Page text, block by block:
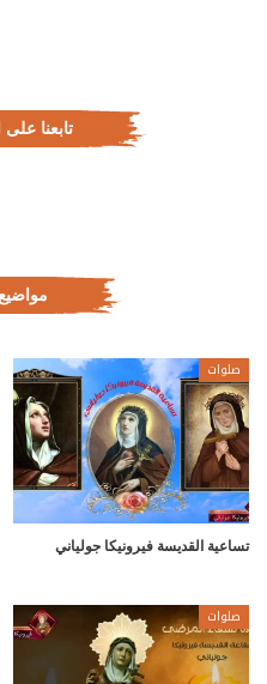
تابعنا
صلوات
تساعية القديسة فيرونيكا جولياني
صلوات